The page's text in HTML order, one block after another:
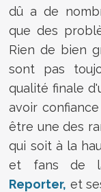
dû a de
que des
Rien de bien
sont pas
qualité finale
avoir
être une des
qui soit à la
et fans de
Reporter, et